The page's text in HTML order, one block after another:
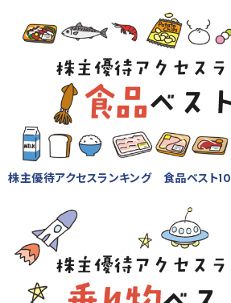
株主優待アクセスランキング 食品ベスト10